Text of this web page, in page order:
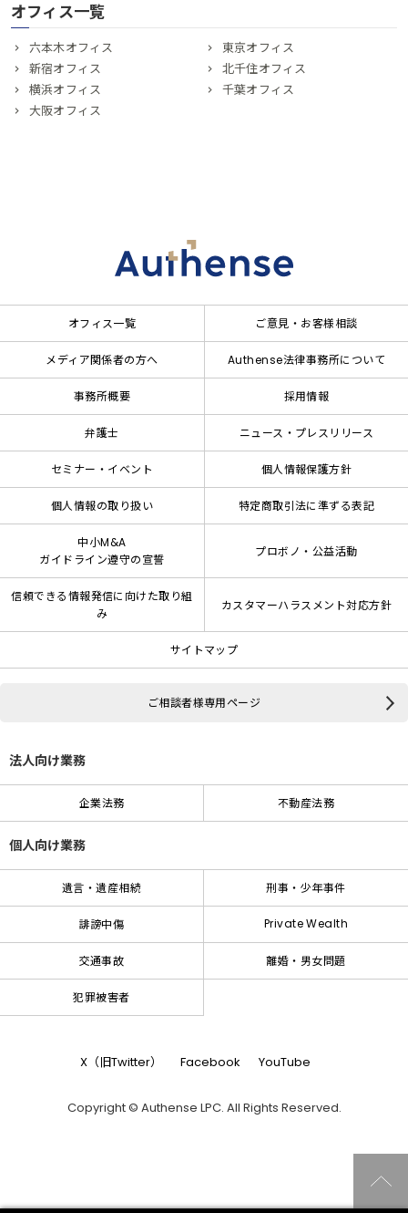
オフィス一覧
六本木オフィス
東京オフィス
新宿オフィス
北千住オフィス
横浜オフィス
千葉オフィス
大阪オフィス
オフィス一覧 ご意見・お客様相談
メディア関係者の方へ Authense法律事務所について
事務所概要 採用情報
弁護士 ニュース・プレスリリース
セミナー・イベント 個人情報保護方針
個人情報の取り扱い 特定商取引法に準ずる表記
中小M&A
ガイドライン遵守の宣誓
プロボノ・公益活動
信頼できる情報発信に向けた取り組
み
カスタマーハラスメント対応方針
サイトマップ
ご相談者様専用ページ
法人向け業務
企業法務 不動産法務
個人向け業務
遺言・遺産相続 刑事・少年事件
誹謗中傷 Private Wealth
交通事故 離婚・男女問題
犯罪被害者
X（旧Twitter） Facebook YouTube
Copyright © Authense LPC. All Rights Reserved.